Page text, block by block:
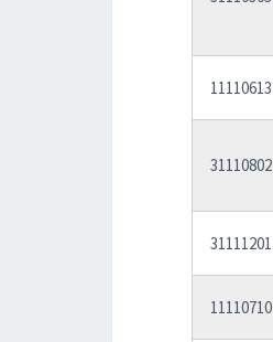
11110613
31110802
31111201
11110710